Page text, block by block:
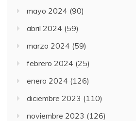
mayo 2024 (90)
abril 2024 (59)
marzo 2024 (59)
febrero 2024 (25)
enero 2024 (126)
diciembre 2023 (110)
noviembre 2023 (126)